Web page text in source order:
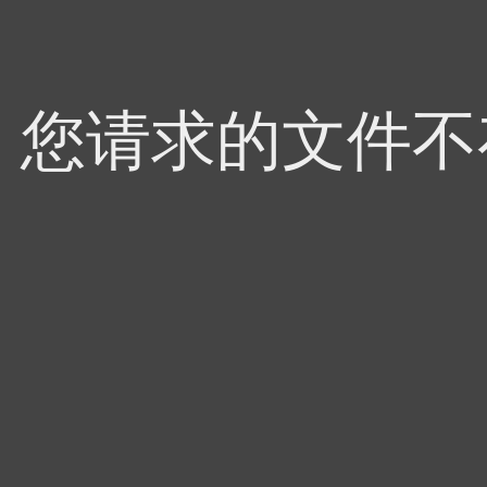
您请求的文件